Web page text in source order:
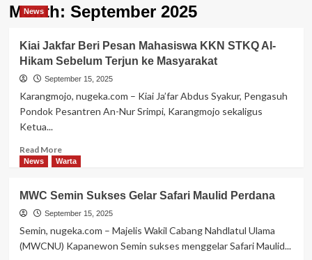
Month: September 2025
News
Kiai Jakfar Beri Pesan Mahasiswa KKN STKQ Al-
Hikam Sebelum Terjun ke Masyarakat
September 15, 2025
Karangmojo, nugeka.com – Kiai Ja’far Abdus Syakur, Pengasuh
Pondok Pesantren An-Nur Srimpi, Karangmojo sekaligus
Ketua...
Read MoreRead
more
Jakfar
Beri
Pesan
Mahasiswa
KKN
News Warta
MWC Semin Sukses Gelar Safari Maulid Perdana
September 15, 2025
Semin, nugeka.com – Majelis Wakil Cabang Nahdlatul Ulama
(MWCNU) Kapanewon Semin sukses menggelar Safari Maulid...